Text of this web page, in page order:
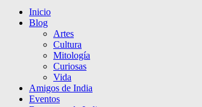
Inicio
Blog
Artes
Cultura
Mitología
Curiosas
Vida
Amigos de India
Eventos